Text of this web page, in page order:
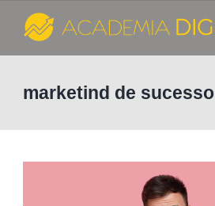
content
marketind de sucesso